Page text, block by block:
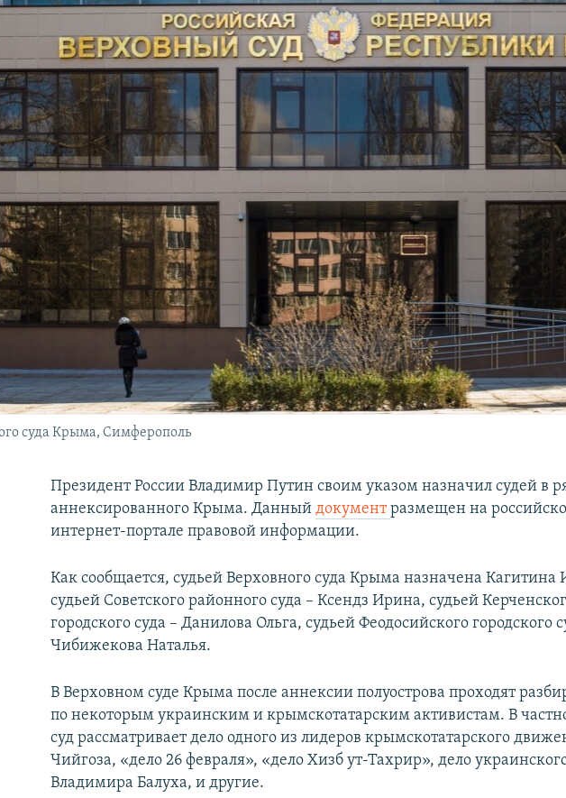
суда Крыма, Симферополь
Президент России Владимир Путин своим указом назначил судей в
аннексированного Крыма. Данныйдокументразмещен на
интернет-портале правовой информации.
Как сообщается, судьей Верховного суда Крыма назначена Кагитина
судьей Советского районного суда – Ксендз Ирина, судьей
городского суда – Данилова Ольга, судьей Феодосийского городского
Чибижекова Наталья.
В Верховном суде Крыма после аннексии полуострова проходят
по некоторым украинским и крымскотатарским активистам. В
суд рассматривает дело одного из лидеров крымскотатарского
Чийгоза, «дело 26 февраля», «дело Хизб ут-Тахрир», дело
Владимира Балуха, и другие.